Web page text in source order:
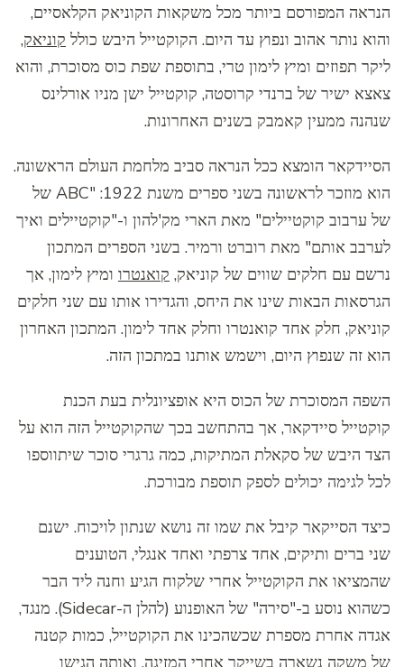
הנראה המפורסם ביותר מכל משקאות הקוניאק הקלאסיים,
והוא נותר אהוב ונפוץ עד היום. הקוקטייל היבש כולל קוניאק,
ליקר תפוזים ומיץ לימון טרי, בתוספת שפת כוס מסוכרת, והוא
צאצא ישיר של ברנדי קרוסטה, קוקטייל ישן מניו אורלינס
שנהנה ממעין קאמבק בשנים האחרונות.
הסיידקאר הומצא ככל הנראה סביב מלחמת העולם הראשונה.
הוא מוזכר לראשונה בשני ספרים משנת 1922: "ABC של
של ערבוב קוקטיילים" מאת הארי מק'להון ו-"קוקטיילים ואיך
לערבב אותם" מאת רוברט ורמיר. בשני הספרים המתכון
נרשם עם חלקים שווים של קוניאק, קואנטרו ומיץ לימון, אך
הגרסאות הבאות שינו את היחס, והגדירו אותו עם שני חלקים
קוניאק, חלק אחד קואנטרו וחלק אחד לימון. המתכון האחרון
הוא זה שנפוץ היום, וישמש אותנו במתכון הזה.
השפה המסוכרת של הכוס היא אופציונלית בעת הכנת
קוקטייל סיידקאר, אך בהתחשב בכך שהקוקטייל הזה הוא על
הצד היבש של סקאלת המתיקות, כמה גרגרי סוכר שיתווספו
לכל לגימה יכולים לספק תוספת מבורכת.
כיצד הסייקאר קיבל את שמו זה נושא שנתון לויכוח. ישנם
שני ברים ותיקים, אחד צרפתי ואחד אנגלי, הטוענים
שהמציאו את הקוקטייל אחרי שלקוח הגיע וחנה ליד הבר
כשהוא נוסע ב-"סירה" של האופנוע (להלן ה-Sidecar). מנגד,
אגדה אחרת מספרת שכשהכינו את הקוקטייל, כמות קטנה
של משקה נשארה בשייקר אחרי המזיגה, ואותה הגישו